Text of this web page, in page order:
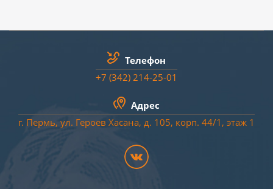
Телефон
+7 (342) 214-25-01
Адрес
г. Пермь, ул. Героев Хасана, д. 105, корп. 44/1 , этаж 1